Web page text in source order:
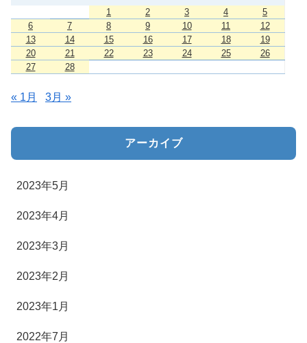
1 2 3 4
5
6
7 8 9 10 11
12
13
14 15 16 17 18
19
20
21 22 23 24 25
26
27
28
« 1月 3月 »
アーカイブ
2023年5月
2023年4月
2023年3月
2023年2月
2023年1月
2022年7月